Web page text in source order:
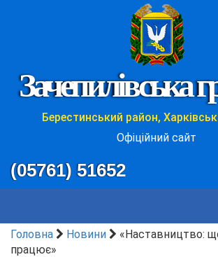
Зачепилівська
Берестинський район,
Офіційний сайт
(05761) 51652
Головна
Новини
«Наставництво:
працює»